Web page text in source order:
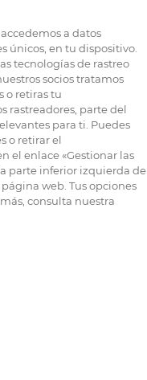
a datos
únicos, en tu dispositivo.
tecnologías de rastreo
socios tratamos
o retiras tu
rastreadores, parte del
para ti. Puedes
o retirar el
el enlace «Gestionar las
parte inferior izquierda de
web. Tus opciones
consulta nuestra